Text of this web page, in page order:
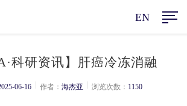
EN
科研资讯】肝癌冷冻消融
06-16 作者： 海杰亚 浏览次数： 1150